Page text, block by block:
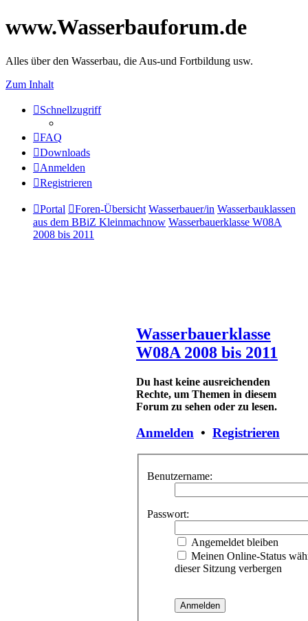
www.Wasserbauforum.de
Alles über den Wasserbau, die Aus-und Fortbildung usw.
Zum Inhalt
Schnellzugriff
FAQ
Downloads
Anmelden
Registrieren
Portal Foren-Übersicht Wasserbauer/in Wasserbauklassen
aus dem BBiZ Kleinmachnow Wasserbauerklasse W08A
2008 bis 2011
Wasserbauerklasse
W08A 2008 bis 2011
Du hast keine ausreichenden
Rechte, um Themen in diesem
Forum zu sehen oder zu lesen.
Anmelden • Registrieren
Benutzername:
Passwort:
Angemeldet bleiben
Meinen Online-Status
dieser Sitzung verbergen